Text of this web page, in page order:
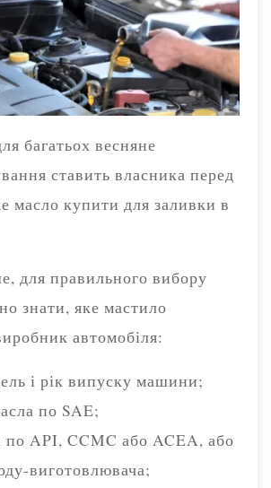
багатьох весняне
ставить власника перед
масло купити для заливки в
для правильного вибору
знати, яке мастило
автомобіля:
і рік випуску машини;
по SAE;
по API, CCMC або ACEA, або
виготовлювача;